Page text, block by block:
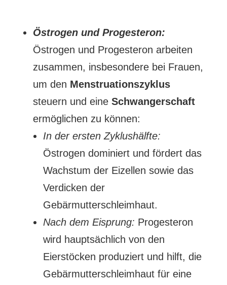
Östrogen und Progesteron:
Östrogen und Progesteron arbeiten
zusammen, insbesondere bei Frauen,
um den Menstruationszyklus
steuern und eine Schwangerschaft
ermöglichen zu können:
In der ersten Zyklushälfte:
Östrogen dominiert und fördert das
Wachstum der Eizellen sowie das
Verdicken der
Gebärmutterschleimhaut.
Nach dem Eisprung: Progesteron
wird hauptsächlich von den
Eierstöcken produziert und hilft, die
Gebärmutterschleimhaut für eine